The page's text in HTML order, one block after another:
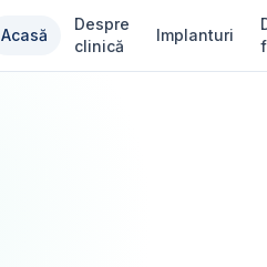
Acasă
Despre
clinică
Implanturi